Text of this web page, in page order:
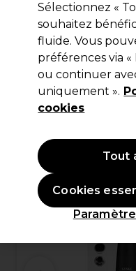
GESKE
GESKE
en 1
(0)
44,45 €Hors TVA
Sélectionnez «
souhaitez
fluide. Vous
préférences via «
ou continuer
uniquement ».
cookies
Cookies
Tout